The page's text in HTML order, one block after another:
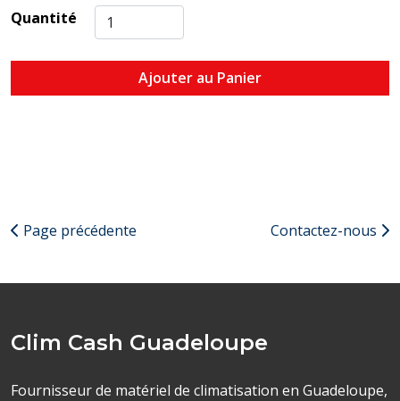
Quantité
Ajouter au Panier
Page précédente Contactez-nous
Clim Cash Guadeloupe
Fournisseur de matériel de climatisation en Guadeloupe,